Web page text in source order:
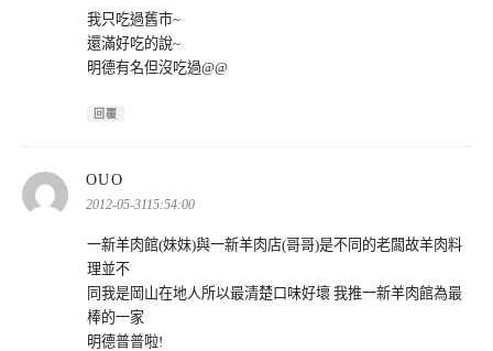
我只吃過舊市~
還滿好吃的說~
明德有名但沒吃過@@
回覆
OUO
示:
2012-05-3115:54:00
一新羊肉館(妹妹)與一新羊肉店(哥哥)是不同的老闆故羊肉料
理並不
同我是岡山在地人所以最清楚口味好壞 我推一新羊肉館為最
棒的一家
明德普普啦!